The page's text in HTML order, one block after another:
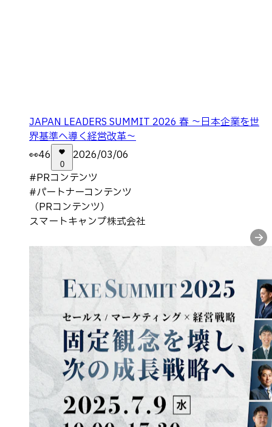
JAPAN LEADERS SUMMIT 2026 春 〜日本企業を世
界基準へ導く経営改革〜
👀46
0
2026/03/06
#PRコンテンツ
#パートナーコンテンツ
（PRコンテンツ）
スマートキャンプ株式会社